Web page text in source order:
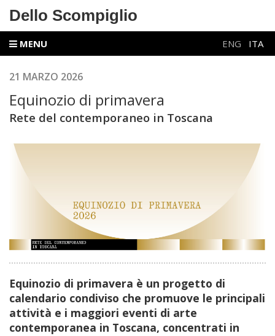
Dello Scompiglio
MENU ENG ITA
21 MARZO 2026
Equinozio di primavera
Rete del contemporaneo in Toscana
Equinozio di primavera è un progetto di
calendario condiviso che promuove le principali
attività e i maggiori eventi di arte
contemporanea in Toscana, concentrati in